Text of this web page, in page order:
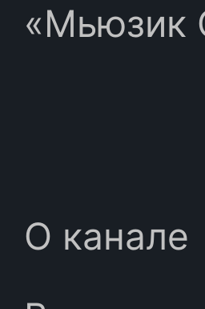
«Мьюзик
О канале